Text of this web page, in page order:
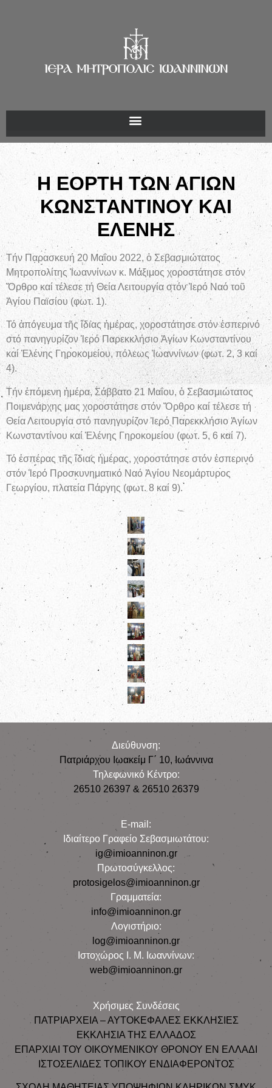
Η ΕΟΡΤΗ ΤΩΝ ΑΓΙΩΝ
ΚΩΝΣΤΑΝΤΙΝΟΥ ΚΑΙ
ΕΛΕΝΗΣ
Τήν Παρασκευή 20 Μαΐου 2022, ὁ Σεβασμιώτατος
Μητροπολίτης Ἰωαννίνων κ. Μάξιμος χοροστάτησε στόν
Ὄρθρο καί τέλεσε τή Θεία Λειτουργία στόν Ἱερό Ναό τοῦ
Ἁγίου Παϊσίου (φωτ. 1).
Τό ἀπόγευμα τῆς ἴδιας ἡμέρας, χοροστάτησε στόν ἑσπερινό
στό πανηγυρίζον Ἱερό Παρεκκλήσιο Ἁγίων Κωνσταντίνου
καί Ἑλένης Γηροκομείου, πόλεως Ἰωαννίνων (φωτ. 2, 3 καί
4).
Τήν ἑπόμενη ἡμέρα, Σάββατο 21 Μαΐου, ὁ Σεβασμιώτατος
Ποιμενάρχης μας χοροστάτησε στόν Ὄρθρο καί τέλεσε τή
Θεία Λειτουργία στό πανηγυρίζον Ἱερό Παρεκκλήσιο Ἁγίων
Κωνσταντίνου καί Ἑλένης Γηροκομείου (φωτ. 5, 6 καί 7).
Τό ἑσπέρας τῆς ἴδιας ἡμέρας, χοροστάτησε στόν ἑσπερινό
στόν Ἱερό Προσκυνηματικό Ναό Ἁγίου Νεομάρτυρος
Γεωργίου, πλατεία Πάργης (φωτ. 8 καί 9).
Διεύθυνση:
Πατριάρχου Ιωακείμ Γ΄ 10, Iωάννινα
Τηλεφωνικό Κέντρο:
26510 26397 & 26510 26379
E-mail:
Iδιαίτερο Γραφείο Σεβασμιωτάτου:
ig@imioanninon.gr
Πρωτοσύγκελλος:
protosigelos@imioanninon.gr
Γραμματεία:
info@imioanninon.gr
Λογιστήριο:
log@imioanninon.gr
Ιστοχώρος Ι. Μ. Ιωαννίνων:
web@imioanninon.gr
Χρήσιμες Συνδέσεις
ΠΑΤΡΙΑΡΧΕΙΑ – ΑΥΤΟΚΕΦΑΛΕΣ ΕΚΚΛΗΣΙΕΣ
ΕΚΚΛΗΣΙΑ ΤΗΣ ΕΛΛΑΔΟΣ
ΕΠΑΡΧΙΑΙ ΤΟΥ ΟΙΚΟΥΜΕΝΙΚΟΥ ΘΡΟΝΟΥ ΕΝ ΕΛΛΑΔΙ
ΙΣΤΟΣΕΛΙΔΕΣ ΤΟΠΙΚΟΥ ΕΝΔΙΑΦΕΡΟΝΤΟΣ